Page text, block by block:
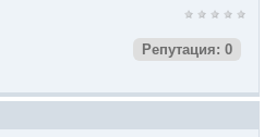
Репутация: 0